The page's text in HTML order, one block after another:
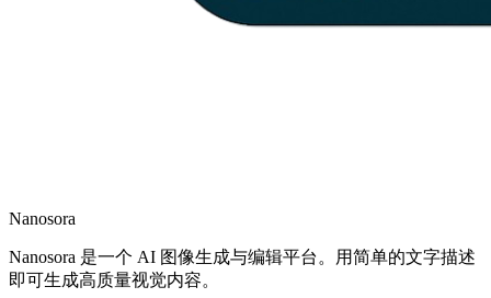
Nanosora
Nanosora 是一个 AI 图像生成与编辑平台。用简单的文字描述
即可生成高质量视觉内容。